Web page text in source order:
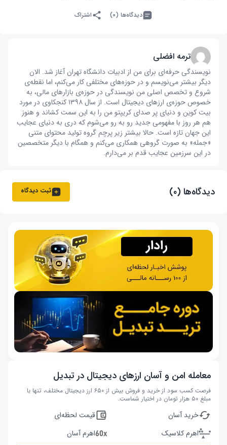
دیدگاه‌ها (۰) اشتراک
ترمه افضلی
نویسندگی حرفه‌ای برای من از ادبیات دانشگاه تهران آغاز شد. الان
دیگر بیشتر می‌نویسم و در حوزه‌های مختلفی کار می‌کنم، اما نقطه‌ی
شروع و تخصص اصلی من نویسندگی در حوزه‌ی بازار‌های مالی، به
خصوص حوزه‌ی ارز‌های دیجیتال است. از سال ۱۳۹۸ کنجکاوی در مورد
بیت کوین و دنیای پر صدای کریپتو من را به این سمت کشاند و هنوز
هم هر روز با مفهومی جدید رو به رو می‌شوم که دری به دنیای عجایب
این جهان تازه است. حالا بیشتر زیر پرچم گروه تولید محتوای متنی
«جمله» به صورت گروهی همکاری می‌کنم و همگام با دیگر متخصصین
در این سرزمین عجایب قدم بر می‌دارم.
دیدگاه‌ها (۰) ثبت دیدگاه
معامله امن و آسان ارزهای دیجیتال در تبدیل
فرصت کسب سود از خرید و فروش بیش از ۶۵۰ ارز دیجیتال مختلف، تنها با
مبلغ ۵۰ هزار تومان در اختیار شماست.
خرید آسان
قیمت لحظه‌ای
اهرم کلاسیک
اهرم آسان